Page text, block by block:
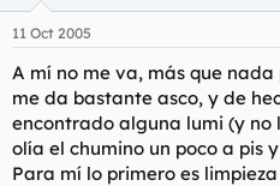
11 Oct 2005
A mí no me va, más que
me da bastante asco, y de
encontrado alguna lumi (y no
olía el chumino un poco a pis
Para mí lo primero es